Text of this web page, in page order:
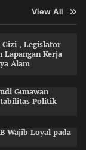
View All
, Legislator
Lapangan Kerja
Alam
Gunawan
Politik
Wajib Loyal pada